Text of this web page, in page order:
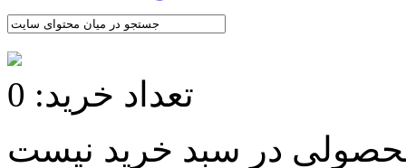
تعداد خرید: 0